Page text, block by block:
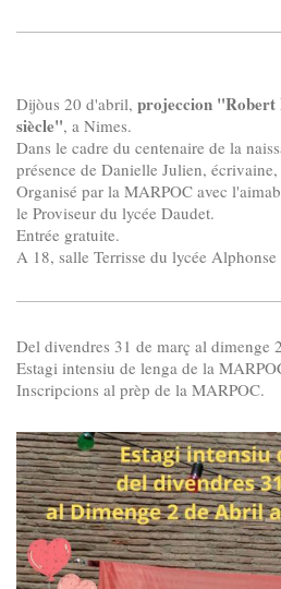
Dijòus 20 d'abril, projeccion "Robert
siècle", a Nimes.
Dans le cadre du centenaire de la
présence de Danielle Julien,
Organisé par la MARPOC avec
le Proviseur du lycée Daudet.
Entrée gratuite.
A 18, salle Terrisse du lycée
Del divendres 31 de març al dimenge
Estagi intensiu de lenga de la
Inscripcions al prèp de la MARPOC.